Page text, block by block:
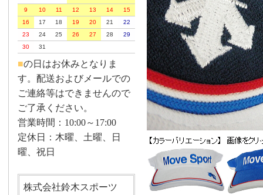
9
10 11 12 13 14
15
16
17 18 19 20 21
22
23
24 25 26 27 28
29
30
31
■の日はお休みとなりま
す。配送およびメールでの
ご連絡等はできませんので
ご了承ください。
営業時間：10:00～17:00
定休日：木曜、土曜、日
曜、祝日
株式会社鈴木スポーツ